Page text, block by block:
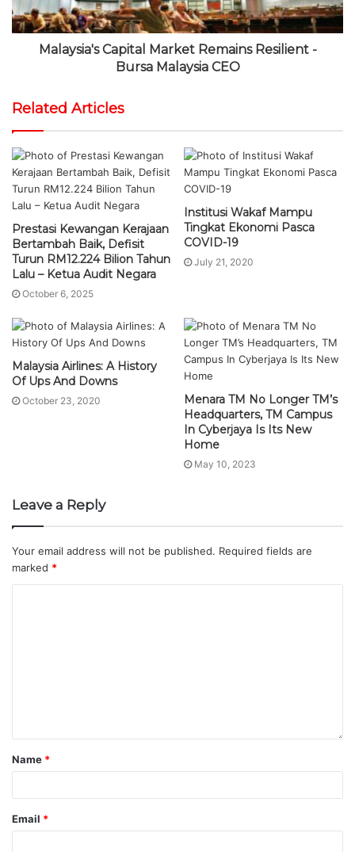
Malaysia's Capital Market Remains Resilient -
Bursa Malaysia CEO
Related Articles
Prestasi Kewangan Kerajaan
Bertambah Baik, Defisit
Turun RM12.224 Bilion Tahun
Lalu – Ketua Audit Negara
October 6, 2025
Institusi Wakaf Mampu
Tingkat Ekonomi Pasca
COVID-19
July 21, 2020
Malaysia Airlines: A History
Of Ups And Downs
October 23, 2020
Menara TM No Longer TM’s
Headquarters, TM Campus
In Cyberjaya Is Its New
Home
May 10, 2023
Leave a Reply
Your email address will not be published. Required fields are
marked *
Name *
Email *